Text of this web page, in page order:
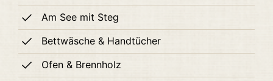
Am See mit Steg
Bettwäsche & Handtücher
Ofen & Brennholz